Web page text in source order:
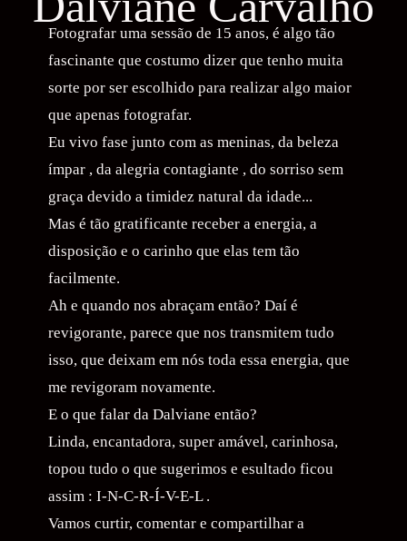
Fotografar uma sessão de 15 anos, é algo tão
fascinante que costumo dizer que tenho muita
sorte por ser escolhido para realizar algo maior
que apenas fotografar.
Eu vivo fase junto com as meninas, da beleza
ímpar , da alegria contagiante , do sorriso sem
graça devido a timidez natural da idade...
Mas é tão gratificante receber a energia, a
disposição e o carinho que elas tem tão
facilmente.
Ah e quando nos abraçam então? Daí é
revigorante, parece que nos transmitem tudo
isso, que deixam em nós toda essa energia, que
me revigoram novamente.
E o que falar da Dalviane então?
Linda, encantadora, super amável, carinhosa,
topou tudo o que sugerimos e esultado ficou
assim : I-N-C-R-Í-V-E-L .
Vamos curtir, comentar e compartilhar a